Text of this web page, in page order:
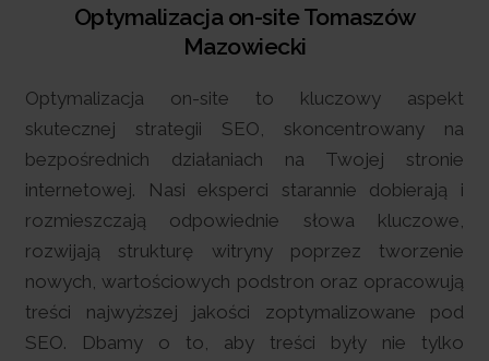
Optymalizacja on-site Tomaszów
Mazowiecki
Optymalizacja on-site to kluczowy aspekt
skutecznej strategii SEO, skoncentrowany na
bezpośrednich działaniach na Twojej stronie
internetowej. Nasi eksperci starannie dobierają i
rozmieszczają odpowiednie słowa kluczowe,
rozwijają strukturę witryny poprzez tworzenie
nowych, wartościowych podstron oraz opracowują
treści najwyższej jakości zoptymalizowane pod
SEO. Dbamy o to, aby treści były nie tylko